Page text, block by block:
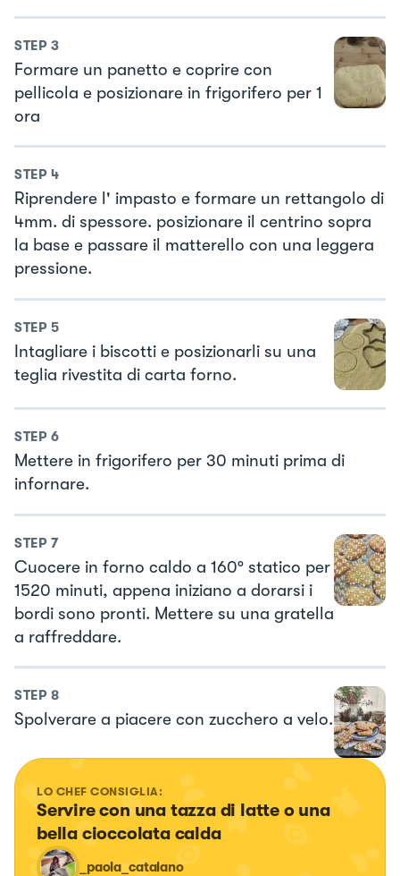
STEP 3
Formare un panetto e coprire con
pellicola e posizionare in frigorifero per 1
ora
STEP 4
Riprendere l' impasto e formare un rettangolo di
4mm. di spessore. posizionare il centrino sopra
la base e passare il matterello con una leggera
pressione.
STEP 5
Intagliare i biscotti e posizionarli su una
teglia rivestita di carta forno.
STEP 6
Mettere in frigorifero per 30 minuti prima di
infornare.
STEP 7
Cuocere in forno caldo a 160° statico per
1520 minuti, appena iniziano a dorarsi i
bordi sono pronti. Mettere su una gratella
a raffreddare.
STEP 8
Spolverare a piacere con zucchero a velo.
LO CHEF CONSIGLIA:
Servire con una tazza di latte o una
bella cioccolata calda
_paola_catalano